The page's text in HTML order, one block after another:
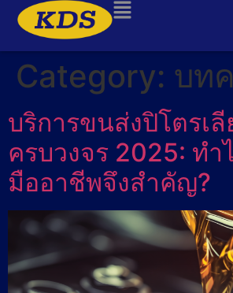
Category: บท
บริการขนส่งปิโตรเ
ครบวงจร 2025: ทำ
มืออาชีพจึงสำคัญ?